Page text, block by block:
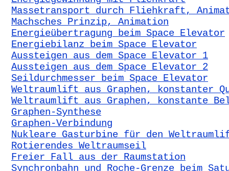
Massetransport durch Fliehkraft,
Machsches Prinzip, Animation
Energieübertragung beim Space Elevator
Energiebilanz beim Space Elevator
Aussteigen aus dem Space Elevator 1
Aussteigen aus dem Space Elevator 2
Seildurchmesser beim Space Elevator
Weltraumlift aus Graphen, konstanter
Weltraumlift aus Graphen, konstante
Graphen-Synthese
Graphen-Verbindung
Nukleare Gasturbine für den
Rotierendes Weltraumseil
Freier Fall aus der Raumstation
Synchronbahn und Roche-Grenze beim